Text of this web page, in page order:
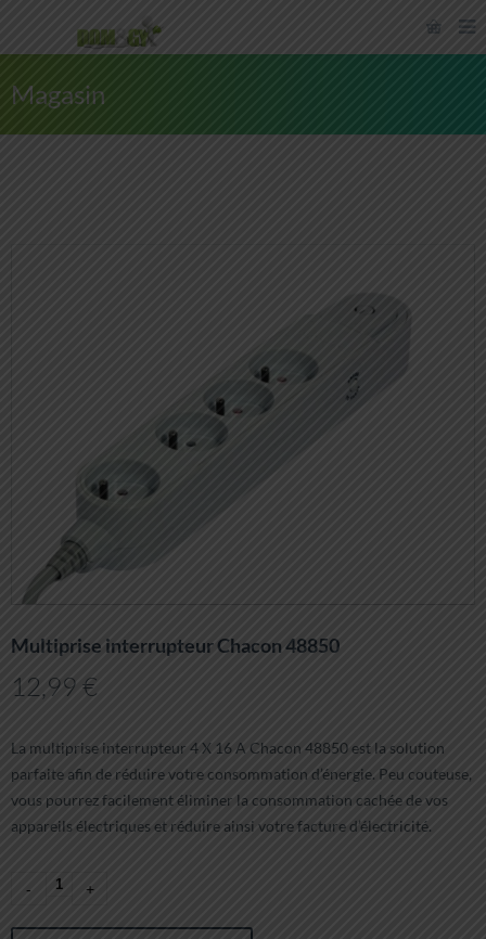
Magasin
Multiprise interrupteur Chacon 48850
12,99 €
La multiprise interrupteur 4 X 16 A Chacon 48850 est la solution
parfaite afin de réduire votre consommation d’énergie. Peu couteuse,
vous pourrez facilement éliminer la consommation cachée de vos
appareils électriques et réduire ainsi votre facture d’électricité.